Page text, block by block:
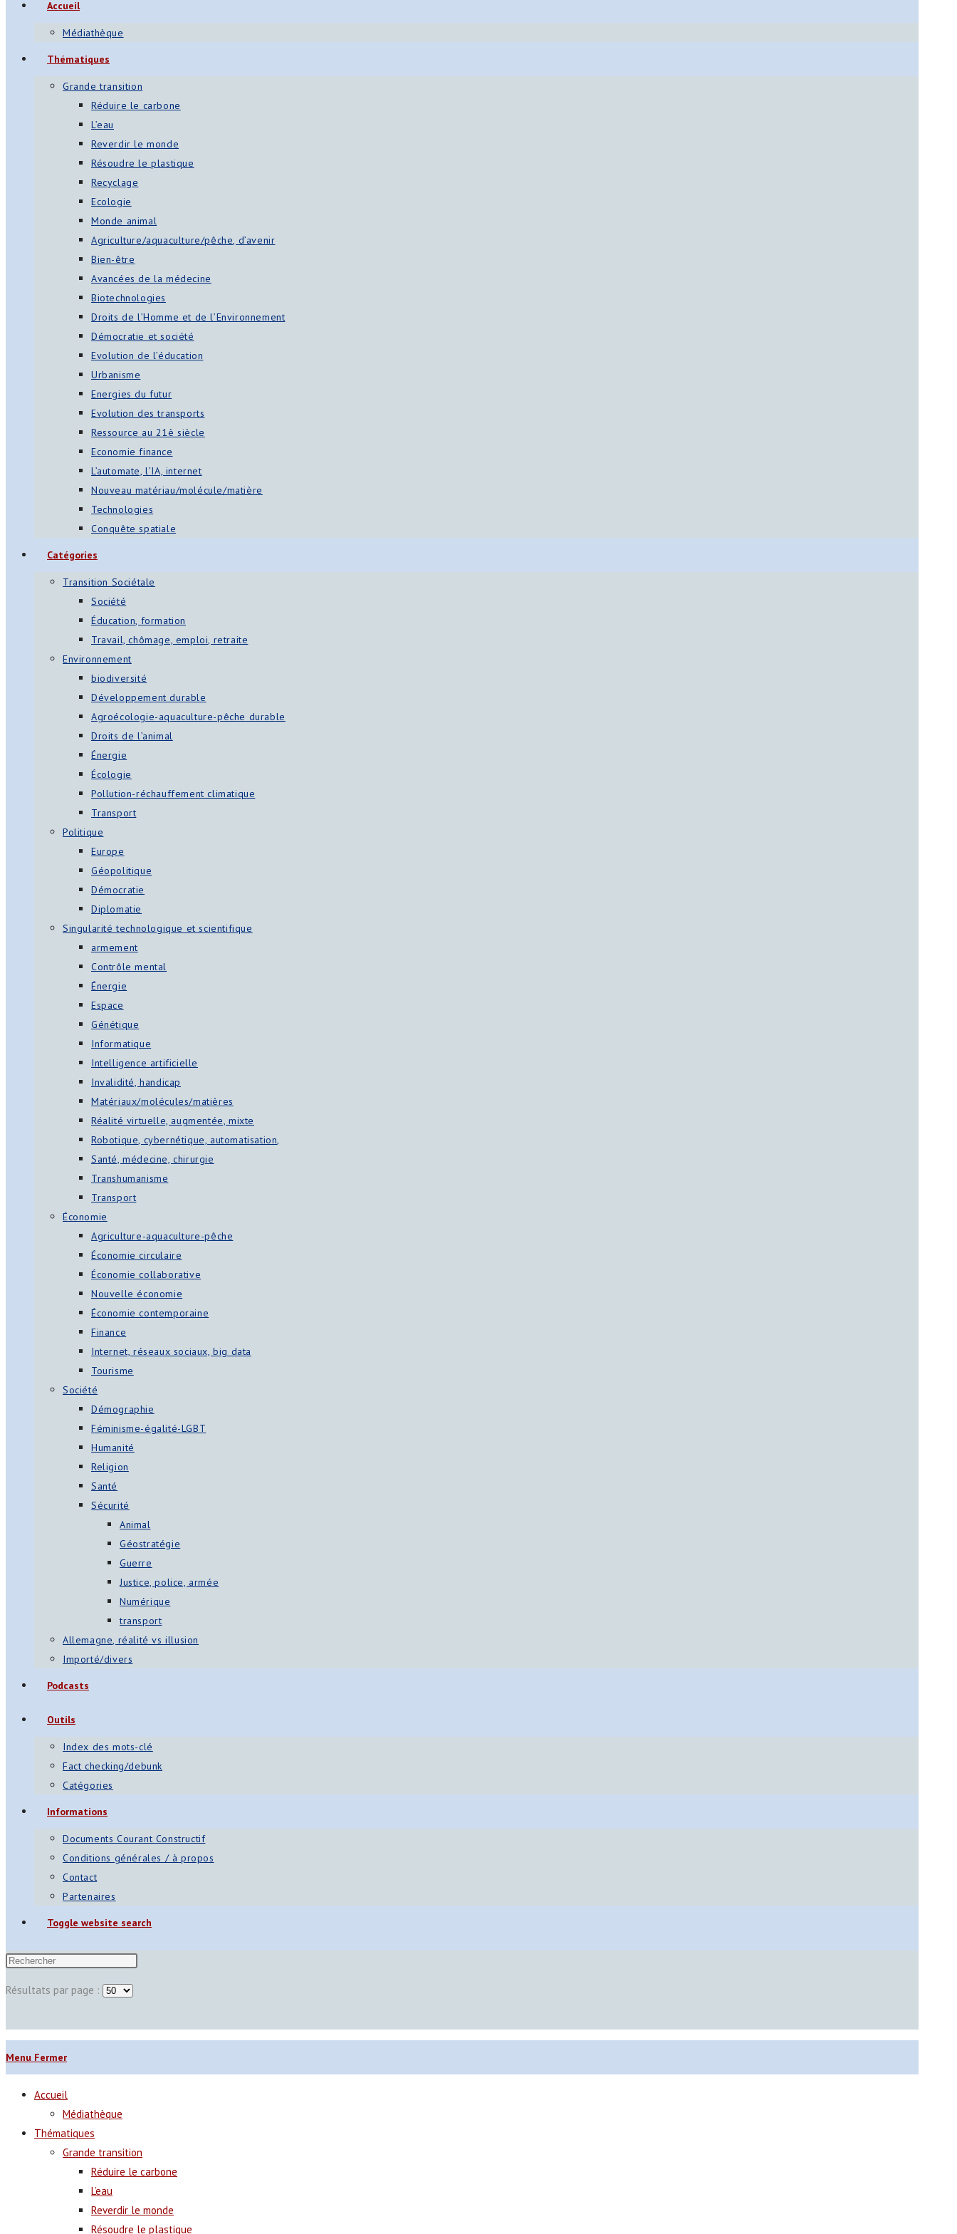
Accueil
Médiathèque
Thématiques
Grande transition
Réduire le carbone
L’eau
Reverdir le monde
Résoudre le plastique
Recyclage
Ecologie
Monde animal
Agriculture/aquaculture/pêche, d’avenir
Bien-être
Avancées de la médecine
Biotechnologies
Droits de l’Homme et de l’Environnement
Démocratie et société
Evolution de l’éducation
Urbanisme
Energies du futur
Evolution des transports
Ressource au 21è siècle
Economie finance
L’automate, l’IA, internet
Nouveau matériau/molécule/matière
Technologies
Conquête spatiale
Catégories
Transition Sociétale
Société
Éducation, formation
Travail, chômage, emploi, retraite
Environnement
biodiversité
Développement durable
Agroécologie-aquaculture-pêche durable
Droits de l’animal
Énergie
Écologie
Pollution-réchauffement climatique
Transport
Politique
Europe
Géopolitique
Démocratie
Diplomatie
Singularité technologique et scientifique
armement
Contrôle mental
Énergie
Espace
Génétique
Informatique
Intelligence artificielle
Invalidité, handicap
Matériaux/molécules/matières
Réalité virtuelle, augmentée, mixte
Robotique, cybernétique, automatisation,
Santé, médecine, chirurgie
Transhumanisme
Transport
Économie
Agriculture-aquaculture-pêche
Économie circulaire
Économie collaborative
Nouvelle économie
Économie contemporaine
Finance
Internet, réseaux sociaux, big data
Tourisme
Société
Démographie
Féminisme-égalité-LGBT
Humanité
Religion
Santé
Sécurité
Animal
Géostratégie
Guerre
Justice, police, armée
Numérique
transport
Allemagne, réalité vs illusion
Importé/divers
Podcasts
Outils
Index des mots-clé
Fact checking/debunk
Catégories
Informations
Documents Courant Constructif
Conditions générales / à propos
Contact
Partenaires
Toggle website search
Résultats par page :
Menu Fermer
Accueil
Médiathèque
Thématiques
Grande transition
Réduire le carbone
L’eau
Reverdir le monde
Résoudre le plastique